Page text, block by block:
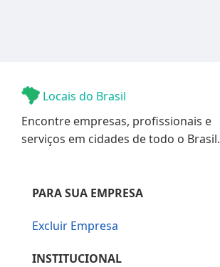
Locais do Brasil
Encontre empresas, profissionais e
serviços em cidades de todo o Brasil.
PARA SUA EMPRESA
Excluir Empresa
INSTITUCIONAL